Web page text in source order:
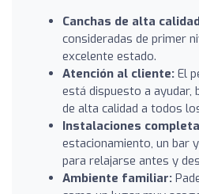
Canchas de alta
consideradas de primer
excelente estado.
Atención al cliente: El
está dispuesto a ayudar,
de alta calidad a todos
Instalaciones
estacionamiento, un bar
para relajarse antes y
Ambiente familiar: